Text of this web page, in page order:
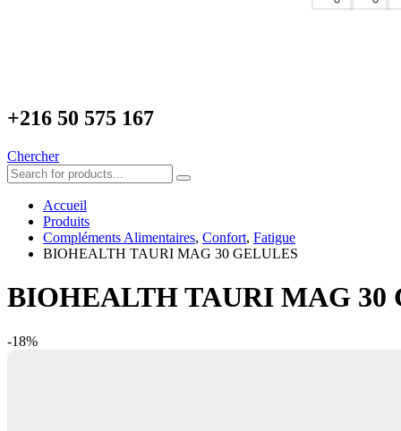
+216 50 575 167
Chercher
Accueil
Produits
Compléments Alimentaires, Confort, Fatigue
BIOHEALTH TAURI MAG 30 GELULES
BIOHEALTH TAURI MAG 30
-18%